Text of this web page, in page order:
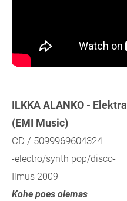
ILKKA ALANKO - Elektra
(EMI Music)
CD / 5099969604324
-electro/synth pop/disco-
Ilmus 2009
Kohe poes olemas